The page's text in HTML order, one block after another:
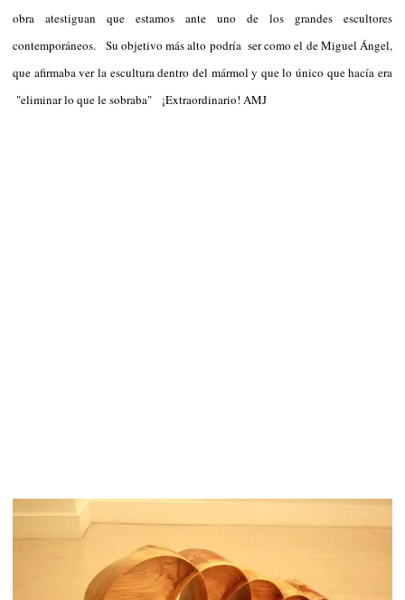
obra atestiguan que estamos ante uno de los grandes escultores
contemporáneos. Su objetivo más alto podría ser como el de Miguel Ángel,
que afirmaba ver la escultura dentro del mármol y que lo único que hacía era
"eliminar lo que le sobraba" ¡Extraordinario! AMJ